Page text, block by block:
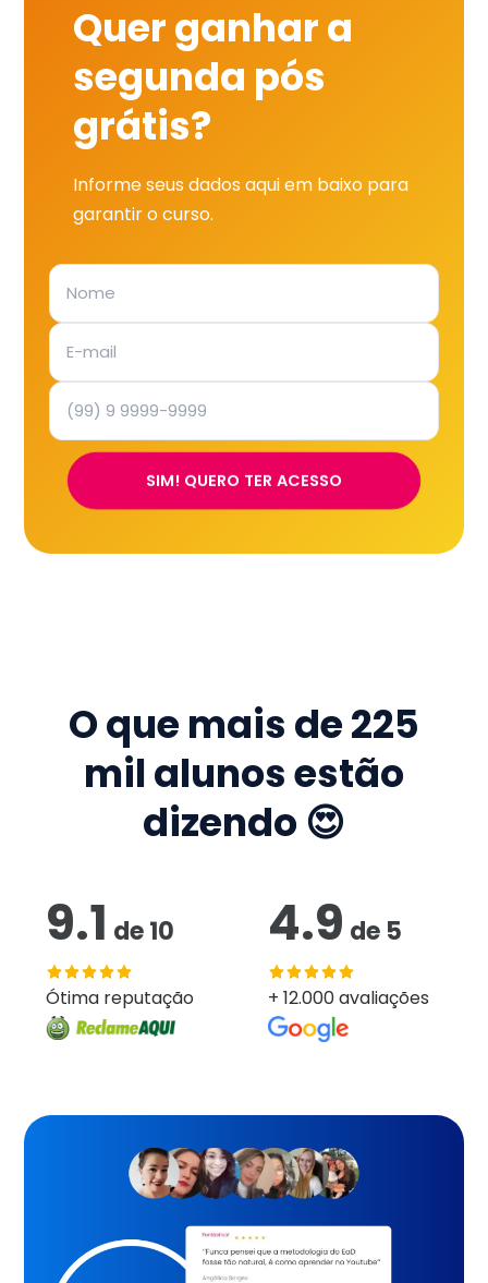
Quer ganhar a
segunda pós
grátis?
Informe seus dados aqui em baixo para
garantir o curso.
SIM! QUERO TER ACESSO
O que mais de225
mil alunos estão
dizendo 😍
9.1 de10
Ótima reputação
4.9 de 5
+ 12.000 avaliações